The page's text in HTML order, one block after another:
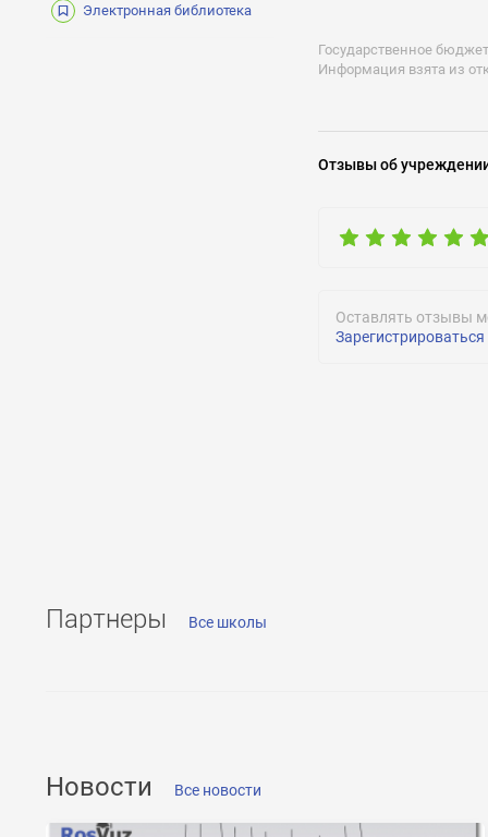
Электронная библиотека
Государственное
Информация взята из
Отзывыоб
Оставлять отзывы
Зарегистрироваться
Партнеры Все школы
Задать